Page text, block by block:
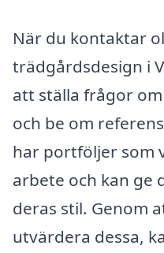
När du kontaktar
trädgårdsdesign i
att ställa frågor
och be om
har portföljer som
arbete och kan ge
deras stil. Genom
utvärdera dessa,